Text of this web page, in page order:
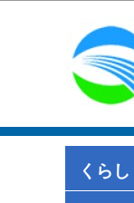
くらし